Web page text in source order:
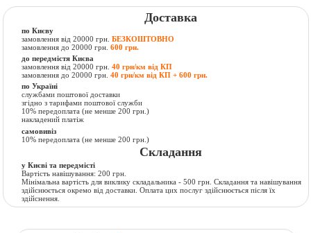
Доставка
по Києву
замовлення від 20000 грн.БЕЗКОШТОВНО
замовлення до 20000 грн.600 грн.
до передмістя Києва
замовлення від 20000 грн.40 грн/км від КП
замовлення до 20000 грн.40 грн/км від КП + 600 грн.
по Україні
службами поштової доставки
згідно з тарифами поштової служби
10% передоплата (не менше 200 грн.)
накладений платіж
самовивіз
10% передоплата (не менше 200 грн.)
Складання
у Києві та передмісті
Вартість навішування: 200 грн.
Мінімальна вартість для виклику складальника - 500 грн. Складання та навішування
здійснюється окремо від доставки. Оплата цих послуг здійснюється після їх
здійснення.